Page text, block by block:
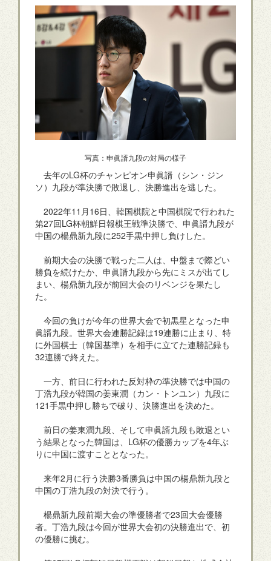
写真：申眞諝九段の対局の様子
去年のLG杯のチャンピオン申眞諝（シン・ジン
ソ）九段が準決勝で敗退し、決勝進出を逃した。
2022年11月16日、韓国棋院と中国棋院で行われた
第27回LG杯朝鮮日報棋王戦準決勝で、申眞諝九段が
中国の楊鼎新九段に252手黒中押し負けした。
前期大会の決勝で戦った二人は、中盤まで際どい
勝負を続けたか、申眞諝九段から先にミスが出てし
まい、楊鼎新九段が前回大会のリベンジを果たし
た。
今回の負けが今年の世界大会で初黒星となった申
眞諝九段。世界大会連勝記録は19連勝に止まり、特
に外国棋士（韓国基準）を相手に立てた連勝記録も
32連勝で終えた。
一方、前日に行われた反対枠の準決勝では中国の
丁浩九段が韓国の姜東潤（カン・トンユン）九段に
121手黒中押し勝ちで破り、決勝進出を決めた。
前日の姜東潤九段、そして申眞諝九段も敗退とい
う結果となった韓国は、LG杯の優勝カップを4年ぶ
りに中国に渡すこととなった。
来年2月に行う決勝3番勝負は中国の楊鼎新九段と
中国の丁浩九段の対決で行う。
楊鼎新九段前期大会の準優勝者で23回大会優勝
者。丁浩九段は今回が世界大会初の決勝進出で、初
の優勝に挑む。